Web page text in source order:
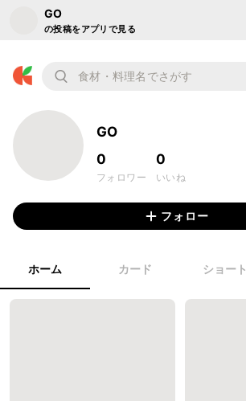
GO
の投稿をアプリで見る
GO
0
フォロワー
0
いいね
フォロー
ホーム カード ショート